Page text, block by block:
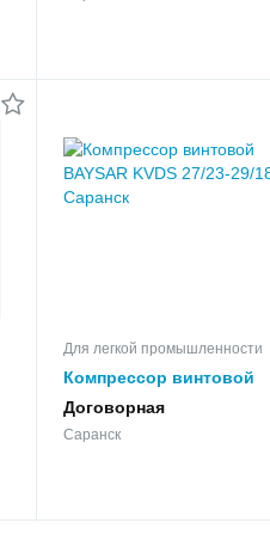
Для легкой промышленности
Компрессор винтовой
BAYSAR KVDS 27/23-29/18
Договорная
Саранск